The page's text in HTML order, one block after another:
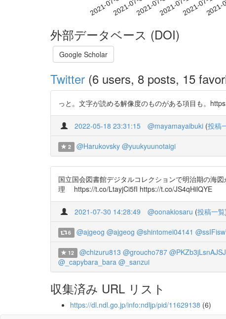
外部データベース (DOI)
Google Scholar
Twitter (6 users, 8 posts, 15
っと。文字が読める解像度のものがある項目も。
2022-05-18 23:31:15 @mayamayaibuki (投稿
2 @Harukovsky @yuukyuunotaigi
国立国会図書館デジタルコレクションで明治期の
理 https://t.co/LtayjCi5fI https://t.co/JS4qHilQYE
2021-07-30 14:28:49 @oonakiosaru (投稿一覧
6 @ajgeog @ajgeog @shintomei04141
12 @chizuru813 @groucho787
@_capybara_bara @_sanzui
収集済み URL リスト
https://dl.ndl.go.jp/info:ndljp/pid/11629138 (6)